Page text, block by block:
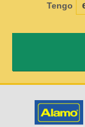
Tengo